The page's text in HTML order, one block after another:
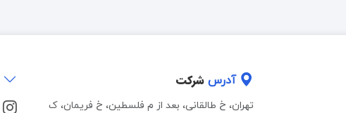
آدرس شرکت
تهران، خ طالقانی، بعد از م فلسطین، خ فریمان، ک